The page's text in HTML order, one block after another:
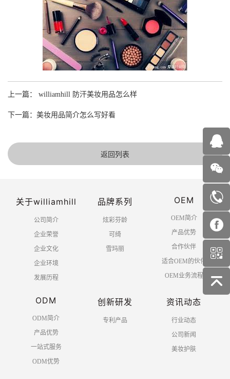
上一篇： williamhill 防汗美妆用品怎么样
下一篇：美妆用品简介怎么写好看
返回列表
关于williamhill
公司简介
企业荣誉
企业文化
企业环境
发展历程
品牌系列
炫彩芬龄
可绮
雪玛丽
OEM
OEM简介
产品优势
合作伙伴
适合OEM的伙伴
OEM业务流程
ODM
ODM简介
产品优势
一站式服务
ODM优势
创新研发
专利产品
资讯动态
行业动态
公司新闻
美妆护肤